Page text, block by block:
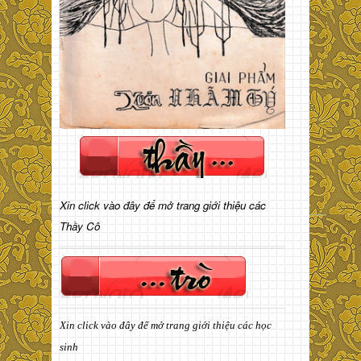
Xin click vào đây để mở trang giới thiệu các
Thầy Cô
Xin click vào đây để mở trang giới thiệu các học
sinh